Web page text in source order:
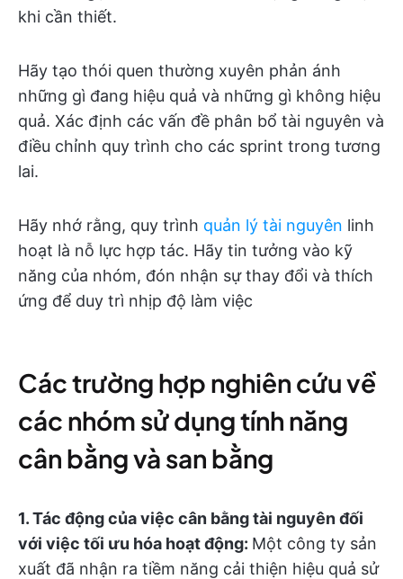
khi cần thiết.
Hãy tạo thói quen thường xuyên phản ánh
những gì đang hiệu quả và những gì không hiệu
quả. Xác định các vấn đề phân bổ tài nguyên và
điều chỉnh quy trình cho các sprint trong tương
lai.
Hãy nhớ rằng, quy trình quản lý tài nguyên linh
hoạt là nỗ lực hợp tác. Hãy tin tưởng vào kỹ
năng của nhóm, đón nhận sự thay đổi và thích
ứng để duy trì nhịp độ làm việc
Các trường hợp nghiên cứu về
các nhóm sử dụng tính năng
cân bằng và san bằng
1. Tác động của việc cân bằng tài nguyên đối
với việc tối ưu hóa hoạt động: Một công ty sản
xuất đã nhận ra tiềm năng cải thiện hiệu quả sử